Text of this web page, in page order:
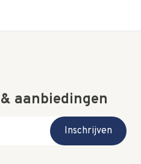
aanbiedingen
Inschrijven